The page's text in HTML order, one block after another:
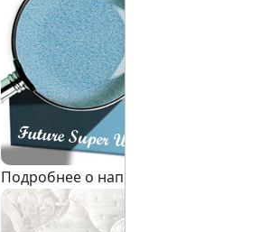
Подробнее о наполнителях Вы можете